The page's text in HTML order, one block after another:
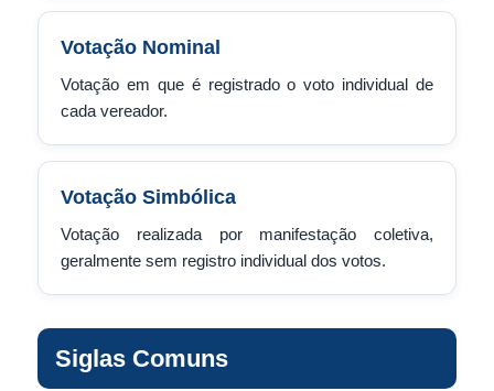
Votação Nominal
Votação em que é registrado o voto individual de
cada vereador.
Votação Simbólica
Votação realizada por manifestação coletiva,
geralmente sem registro individual dos votos.
Siglas Comuns